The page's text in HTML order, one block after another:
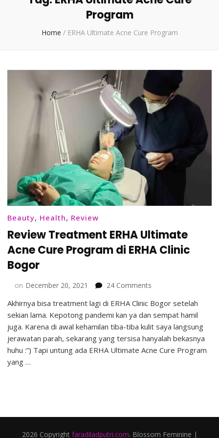
Program
Home / ERHA Ultimate Acne Cure Program
Beauty, Health, Review
Review Treatment ERHA Ultimate
Acne Cure Program di ERHA Clinic
Bogor
on December 20, 2021 24 Comments
Treatment
ERHA
Ultimate
Acne
Cure
Akhirnya bisa treatment lagi di ERHA Clinic Bogor setelah
sekian lama. Kepotong pandemi kan ya dan sempat hamil
juga. Karena di awal kehamilan tiba-tiba kulit saya langsung
jerawatan parah, sekarang yang tersisa hanyalah bekasnya
huhu :”) Tapi untung ada ERHA Ultimate Acne Cure Program
yang …
2026 Copyright faradiladputri.com. Blossom Feminine |